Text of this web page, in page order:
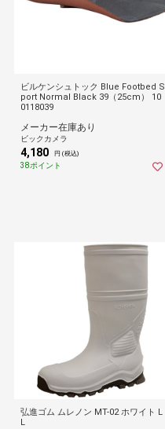
ビルケンシュトック Blue Footbed S
port Normal Black 39（25cm） 10
0118039
メーカー在庫あり
ビックカメラ
4,180 円 (税込)
38ポイント
弘進ゴム ムレノン MT-02 ホワイト L
L